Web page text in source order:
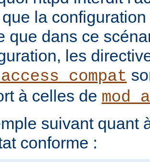
la
que dans ce
les
à celles de
suivant quant
conforme :